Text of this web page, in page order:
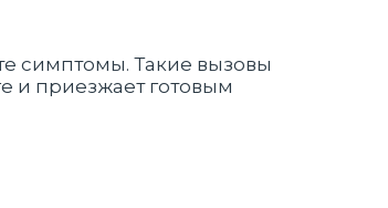
симптомы. Такие вызовы
и приезжает готовым